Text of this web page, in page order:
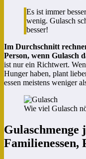
Es ist immer
wenig. Gulasch
besser!
Im Durchschnitt
Person, wenn Gulasch
ist nur ein Richtwert.
Hunger haben, plant
essen meistens weniger
Wie viel Gulasch
Gulaschmenge
Familienessen,